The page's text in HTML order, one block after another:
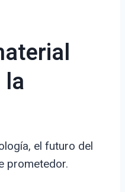
el futuro del
prometedor.